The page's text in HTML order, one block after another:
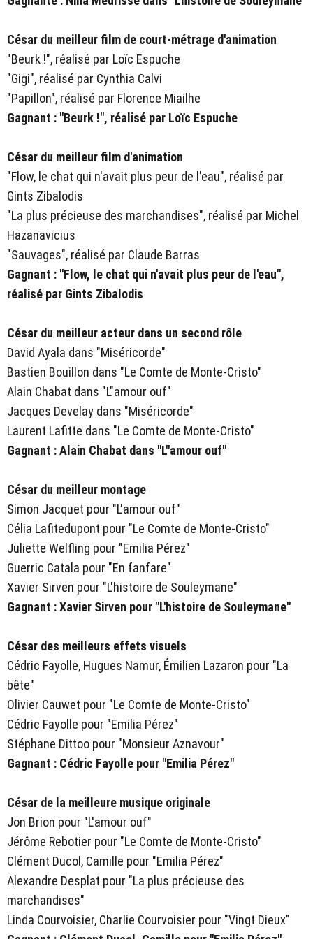
César du meilleur film de court-métrage d'animation
"Beurk !", réalisé par Loïc Espuche
"Gigi", réalisé par Cynthia Calvi
"Papillon", réalisé par Florence Miailhe
Gagnant : "Beurk !", réalisé par Loïc Espuche
César du meilleur film d'animation
"Flow, le chat qui n'avait plus peur de l'eau", réalisé par
Gints Zibalodis
"La plus précieuse des marchandises", réalisé par Michel
Hazanavicius
"Sauvages", réalisé par Claude Barras
Gagnant : "Flow, le chat qui n'avait plus peur de l'eau",
réalisé par Gints Zibalodis
César du meilleur acteur dans un second rôle
David Ayala dans "Miséricorde"
Bastien Bouillon dans "Le Comte de Monte-Cristo"
Alain Chabat dans "L"amour ouf"
Jacques Develay dans "Miséricorde"
Laurent Lafitte dans "Le Comte de Monte-Cristo"
Gagnant : Alain Chabat dans "L"amour ouf"
César du meilleur montage
Simon Jacquet pour "L'amour ouf"
Célia Lafitedupont pour "Le Comte de Monte-Cristo"
Juliette Welfling pour "Emilia Pérez"
Guerric Catala pour "En fanfare"
Xavier Sirven pour "L'histoire de Souleymane"
Gagnant : Xavier Sirven pour "L'histoire de Souleymane"
César des meilleurs effets visuels
Cédric Fayolle, Hugues Namur, Émilien Lazaron pour "La
bête"
Olivier Cauwet pour "Le Comte de Monte-Cristo"
Cédric Fayolle pour "Emilia Pérez"
Stéphane Dittoo pour "Monsieur Aznavour"
Gagnant : Cédric Fayolle pour "Emilia Pérez"
César de la meilleure musique originale
Jon Brion pour "L'amour ouf"
Jérôme Rebotier pour "Le Comte de Monte-Cristo"
Clément Ducol, Camille pour "Emilia Pérez"
Alexandre Desplat pour "La plus précieuse des
marchandises"
Linda Courvoisier, Charlie Courvoisier pour "Vingt Dieux"